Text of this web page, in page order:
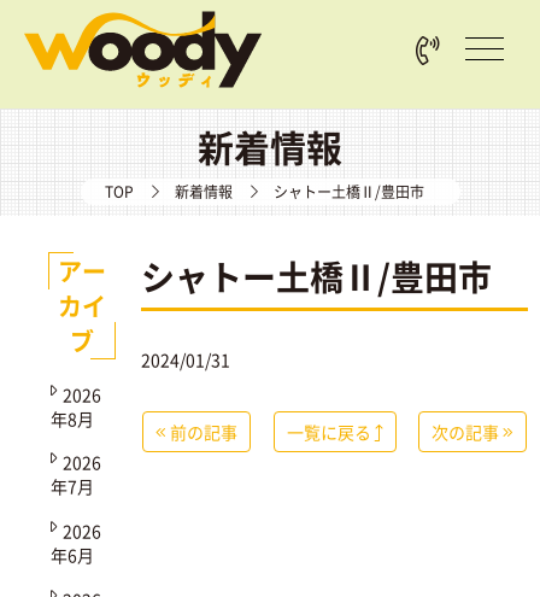
新着情報
TOP 新着情報 シャトー土橋Ⅱ/豊田市
シャトー土橋Ⅱ/豊田市
2024/01/31
前の記事 次の記事
一覧に戻る
アー
カイ
ブ
2026
年8月
2026
年7月
2026
年6月